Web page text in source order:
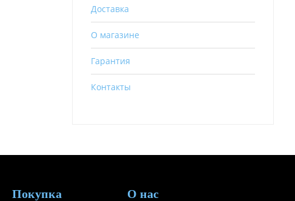
Доставка
О магазине
Гарантия
Контакты
Покупка О нас